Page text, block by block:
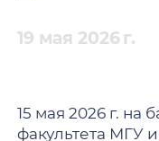
19 мая 2026 г.
15 мая 2026 г. на
факультета МГУ